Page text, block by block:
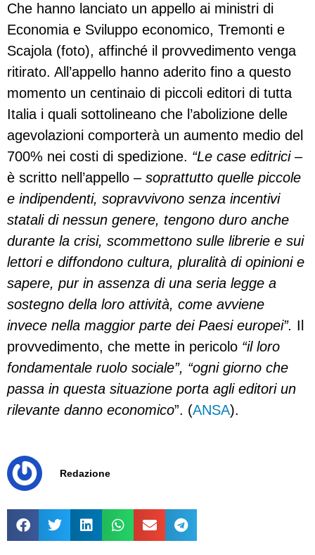
Che hanno lanciato un appello ai ministri di
Economia e Sviluppo economico, Tremonti e
Scajola (foto), affinché il provvedimento venga
ritirato. All’appello hanno aderito fino a questo
momento un centinaio di piccoli editori di tutta
Italia i quali sottolineano che l’abolizione delle
agevolazioni comporterà un aumento medio del
700% nei costi di spedizione. “Le case editrici –
è scritto nell’appello – soprattutto quelle piccole
e indipendenti, sopravvivono senza incentivi
statali di nessun genere, tengono duro anche
durante la crisi, scommettono sulle librerie e sui
lettori e diffondono cultura, pluralità di opinioni e
sapere, pur in assenza di una seria legge a
sostegno della loro attività, come avviene
invece nella maggior parte dei Paesi europei”. Il
provvedimento, che mette in pericolo “il loro
fondamentale ruolo sociale”, “ogni giorno che
passa in questa situazione porta agli editori un
rilevante danno economico”. (ANSA).
Redazione